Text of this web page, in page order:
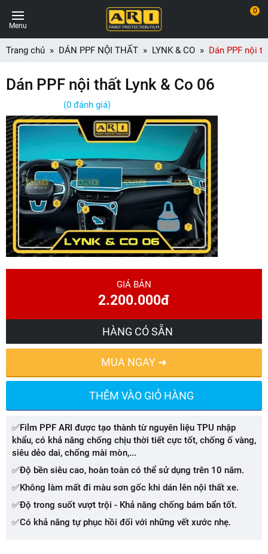
Menu
0
Trang chủ DÁN PPF NỘI THẤT LYNK & CO Dán PPF nội
Dán PPF nội thất Lynk & Co 06
(0 đánh giá)
GIÁ BÁN
2.200.000đ
HÀNG CÓ SẴN
MUA NGAY ➜
THÊM VÀO GIỎ HÀNG
✅Film PPF ARI được tạo thành từ nguyên liệu TPU nhập
khẩu, có khả năng chống chịu thời tiết cực tốt, chống ố vàng,
siêu dẻo dai, chống mài mòn,...
✅Độ bền siêu cao, hoàn toàn có thể sử dụng trên 10 năm.
✅Không làm mất đi màu sơn gốc khi dán lên nội thất xe.
✅Độ trong suốt vượt trội - Khả năng chống bám bẩn tốt.
✅Có khả năng tự phục hồi đối với những vết xước nhẹ.